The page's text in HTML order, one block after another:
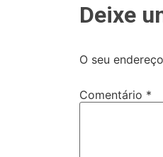
Deixe
O seu
Comentário *